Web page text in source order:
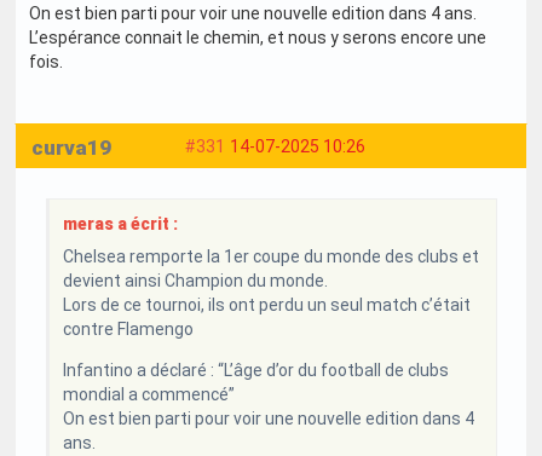
On est bien parti pour voir une nouvelle edition dans 4 ans.
L’espérance connait le chemin, et nous y serons encore une
fois.
#331 14-07-2025 10:26
curva19
meras a écrit :
Chelsea remporte la 1er coupe du monde des clubs et
devient ainsi Champion du monde.
Lors de ce tournoi, ils ont perdu un seul match c’était
contre Flamengo
Infantino a déclaré : “L’âge d’or du football de clubs
mondial a commencé”
On est bien parti pour voir une nouvelle edition dans 4
ans.